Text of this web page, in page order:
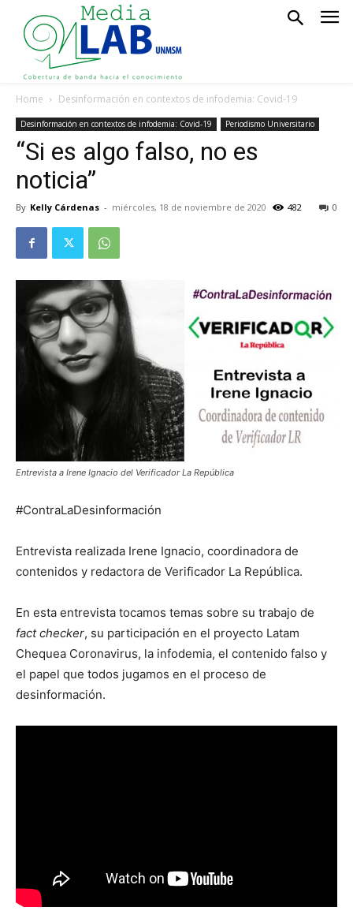
Home Desinformación en contextos de infodemia: Covid-19
Desinformación en contextos de infodemia: Covid-19 Periodismo Universitario
“Si es algo falso, no es
noticia”
By Kelly Cárdenas - miércoles, 18 de noviembre de 2020 0
482
Entrevista a Irene Ignacio del Verificador La República
#ContraLaDesinformación
Entrevista realizada Irene Ignacio, coordinadora de
contenidos y redactora de Verificador La República.
En esta entrevista tocamos temas sobre su trabajo de
fact checker, su participación en el proyecto Latam
Chequea Coronavirus, la infodemia, el contenido falso y
el papel que todos jugamos en el proceso de
desinformación.